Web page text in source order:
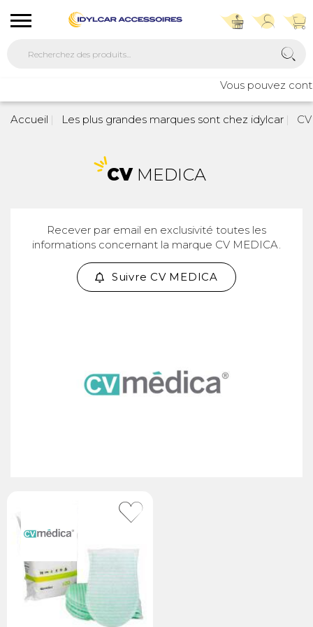
Vous pouvez
Accueil Les plus grandes marques sont chez idylcar
CVMEDICA
Recever par email en exclusivité toutes les
informations concernant la marque CV MEDICA.
Suivre CV MEDICA